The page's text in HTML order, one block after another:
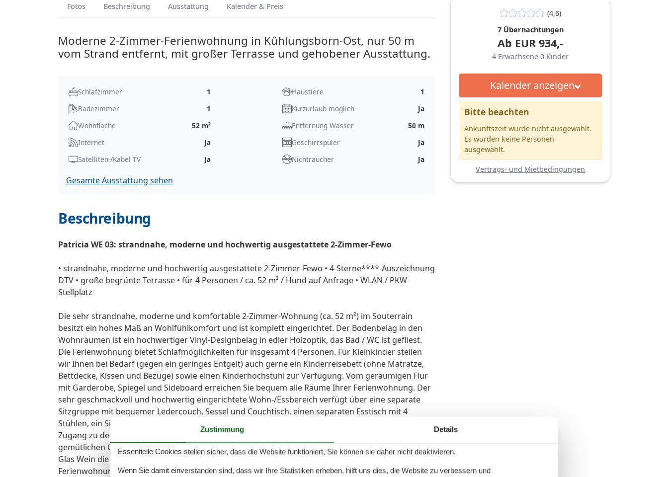
Fotos Beschreibung Ausstattung Kalender & Preis
Moderne 2-Zimmer-Ferienwohnung in Kühlungsborn-Ost, nur 50 m
vom Strand entfernt, mit großer Terrasse und gehobener Ausstattung.
Schlafzimmer
1
Badezimmer
1
Wohnfläche
52 m²
Haustiere
1
Kurzurlaub möglich
Ja
Entfernung Wasser
50 m
Internet
Ja
Satelliten-/Kabel TV
Ja
Geschirrspüler
Ja
Nichtraucher
Ja
Gesamte Ausstattung sehen
Beschreibung
Patricia WE 03: strandnahe, moderne und hochwertig ausgestattete 2-Zimmer-Fewo
• strandnahe, moderne und hochwertig ausgestattete 2-Zimmer-Fewo • 4-Sterne****-Auszeichnung
DTV • große begrünte Terrasse • für 4 Personen / ca. 52 m² / Hund auf Anfrage • WLAN / PKW-
Stellplatz
Die sehr strandnahe, moderne und komfortable 2-Zimmer-Wohnung (ca. 52 m²) im Souterrain
besitzt ein hohes Maß an Wohlfühlkomfort und ist komplett eingerichtet. Der Bodenbelag in den
Wohnräumen ist ein hochwertiger Vinyl-Designbelag in edler Holzoptik, das Bad / WC ist gefliest.
Die Ferienwohnung bietet Schlafmöglichkeiten für insgesamt 4 Personen. Für Kleinkinder stellen
wir Ihnen bei Bedarf (gegen ein geringes Entgelt) auch gerne ein Kinderreisebett (ohne Matratze,
Bettdecke, Kissen und Bezüge) sowie einen Kinderhochstuhl zur Verfügung. Vom geräumigen Flur
mit Garderobe, Spiegel und Sideboard erreichen Sie bequem alle Räume Ihrer Ferienwohnung. Der
sehr geschmackvoll und hochwertig eingerichtete Wohn-/Essbereich verfügt über eine separate
Sitzgruppe mit bequemer Ledercouch, Sessel und Couchtisch, einen separaten Esstisch mit 4
Stühlen, ein Sideboard sowie verschiedene Regale. Vom Wohnbereich aus haben Sie direkten
Zugang zu der ca. 10 m² großen, sonnigen und begrünten Terrasse (nach Süden ausgerichtet) mit
gemütlichen Gartenmöbeln - hier sitzen Sie entspannt und gemütlich und können bei einem guten
Glas Wein die lauen Sommernächte genießen …! Zu Ihrer Unterhaltung stehen Ihnen in der
Ferienwohnung 2 Flatscreen-TV-Geräte, eine Stereo-Anlage mit Radio und CD-Player, ein DVD-Player,
(4,6)
7 Übernachtungen
Ab EUR 934,-
4 Erwachsene 0 Kinder
Kalender anzeigen
Bitte beachten
Ankunftszeit wurde nicht ausgewählt.
Es wurden keine Personen
ausgewählt.
Vertrags- und Mietbedingungen
Zustimmung Details
Essentielle Cookies stellen sicher, dass die Website funktioniert, Sie können sie daher nicht deaktivieren.
Wenn Sie damit einverstanden sind, dass wir Ihre Statistiken erheben, hilft uns dies, die Website zu verbessern und